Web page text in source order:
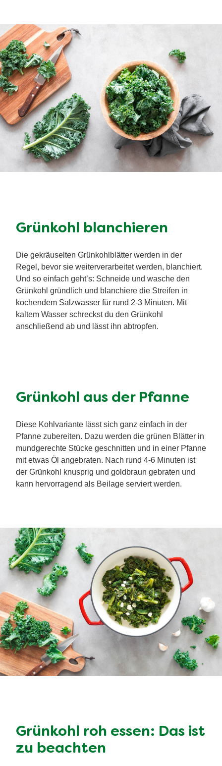
Grünkohl blanchieren
Die gekräuselten Grünkohlblätter werden in der
Regel, bevor sie weiterverarbeitet werden, blanchiert.
Und so einfach geht’s: Schneide und wasche den
Grünkohl gründlich und blanchiere die Streifen in
kochendem Salzwasser für rund 2-3 Minuten. Mit
kaltem Wasser schreckst du den Grünkohl
anschließend ab und lässt ihn abtropfen.
Grünkohl aus der Pfanne
Diese Kohlvariante lässt sich ganz einfach in der
Pfanne zubereiten. Dazu werden die grünen Blätter in
mundgerechte Stücke geschnitten und in einer Pfanne
mit etwas Öl angebraten. Nach rund 4-6 Minuten ist
der Grünkohl knusprig und goldbraun gebraten und
kann hervorragend als Beilage serviert werden.
Grünkohl roh essen: Das ist
zu beachten